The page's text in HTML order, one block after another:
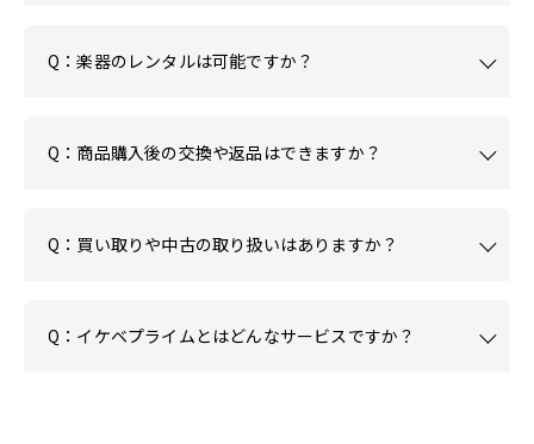
Q：楽器のレンタルは可能ですか？
Q：商品購入後の交換や返品はできますか？
Q：買い取りや中古の取り扱いはありますか？
Q：イケベプライムとはどんなサービスですか？